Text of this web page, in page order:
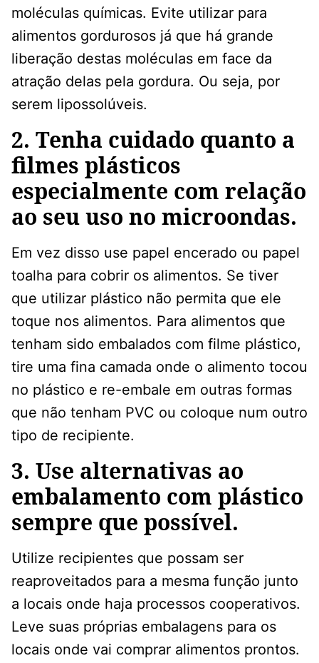
moléculas químicas. Evite utilizar para
alimentos gordurosos já que há grande
liberação destas moléculas em face da
atração delas pela gordura. Ou seja, por
serem lipossolúveis.
2. Tenha cuidado quanto a
filmes plásticos
especialmente com relação
ao seu uso no microondas.
Em vez disso use papel encerado ou papel
toalha para cobrir os alimentos. Se tiver
que utilizar plástico não permita que ele
toque nos alimentos. Para alimentos que
tenham sido embalados com filme plástico,
tire uma fina camada onde o alimento tocou
no plástico e re-embale em outras formas
que não tenham PVC ou coloque num outro
tipo de recipiente.
3. Use alternativas ao
embalamento com plástico
sempre que possível.
Utilize recipientes que possam ser
reaproveitados para a mesma função junto
a locais onde haja processos cooperativos.
Leve suas próprias embalagens para os
locais onde vai comprar alimentos prontos.